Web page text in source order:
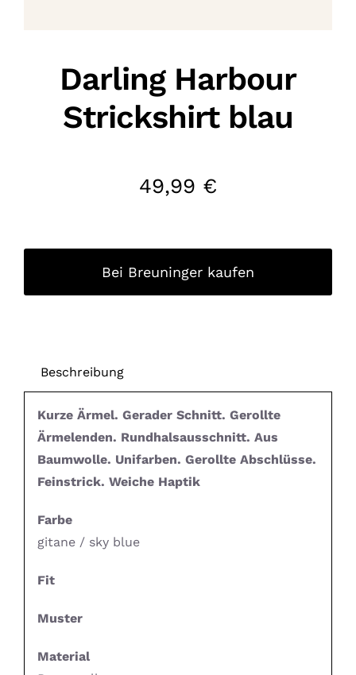
Darling Harbour
Strickshirt blau
49,99 €
Bei Breuninger kaufen
Beschreibung
Kurze Ärmel. Gerader Schnitt. Gerollte
Ärmelenden. Rundhalsausschnitt. Aus
Baumwolle. Unifarben. Gerollte Abschlüsse.
Feinstrick. Weiche Haptik
Farbe
gitane / sky blue
Fit
Muster
Material